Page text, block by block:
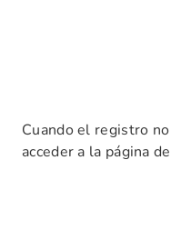
Cuando el registro
acceder a la página